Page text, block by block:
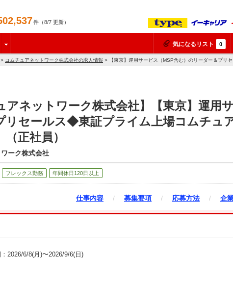
件（8/7 更新）
気になるリスト 0
> コムチュアネットワーク株式会社の求人情報 > 【東京】運用サービス（MSP含む）のリーダー＆プリ
アネットワーク株式会社】【東京】運用
リセールス◆東証プライム上場コムチュ
正社員）
ーク株式会社
フレックス勤務 年間休日120日以上
仕事内容 / 募集要項 / 応募方法 / 企
2026/6/8(月)〜2026/9/6(日)